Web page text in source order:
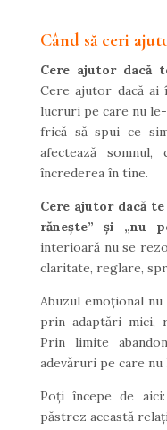
Când să ceri
Cere ajutor dacă
Cere ajutor dacă
lucruri pe care nu
frică să spui ce
afectează somnul,
încrederea în tine.
Cere ajutor dacă
rănește” și „nu
interioară nu se
claritate, reglare,
Abuzul emoțional
prin adaptări mici,
Prin limite
adevăruri pe care nu
Poți începe de
păstrez această